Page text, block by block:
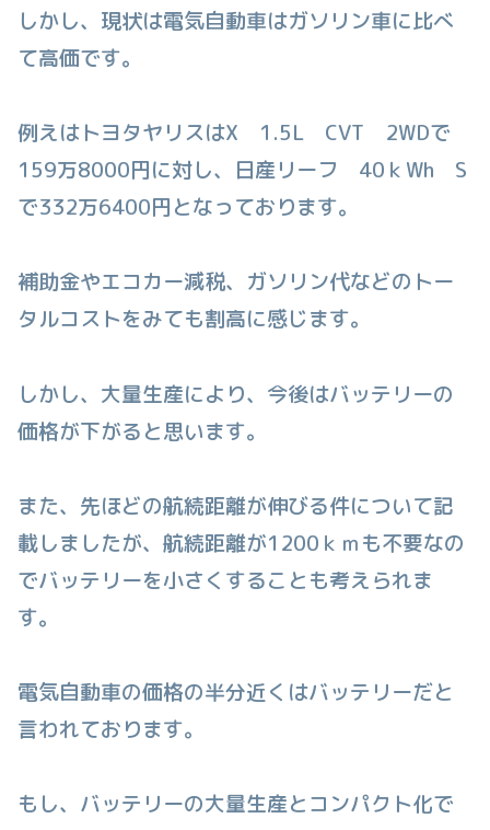
しかし、現状は電気自動車はガソリン車に比べ
て高価です。
例えはトヨタヤリスはX 1.5L CVT 2WDで
159万8000円に対し、日産リーフ 40ｋWh S
で332万6400円となっております。
補助金やエコカー減税、ガソリン代などのトー
タルコストをみても割高に感じます。
しかし、大量生産により、今後はバッテリーの
価格が下がると思います。
また、先ほどの航続距離が伸びる件について記
載しましたが、航続距離が1200ｋｍも不要なの
でバッテリーを小さくすることも考えられま
す。
電気自動車の価格の半分近くはバッテリーだと
言われております。
もし、バッテリーの大量生産とコンパクト化で